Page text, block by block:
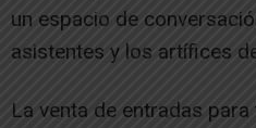
un espacio de
asistentes y los artífices
La venta de entradas